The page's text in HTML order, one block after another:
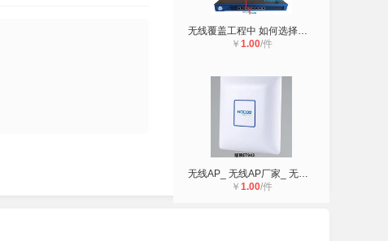
无线覆盖工程中 如何选择合适的无线A
￥ 1.00/件
无线AP_ 无线AP厂家_ 无线AP生产厂家
￥ 1.00/件